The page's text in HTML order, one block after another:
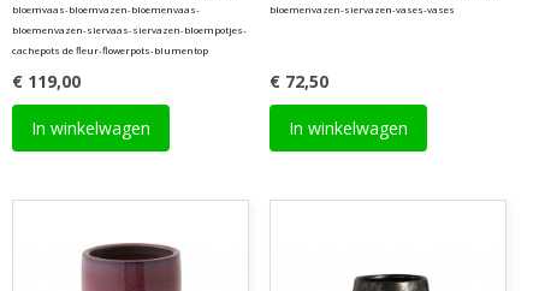
bloemvaas-bloemvazen-bloemenvaas-
bloemenvazen-siervaas-siervazen-bloempotjes-
cachepots de fleur-flowerpots-blumentop
€ 119,00
In winkelwagen
bloemenvazen-siervazen-vases-vases
€ 72,50
In winkelwagen